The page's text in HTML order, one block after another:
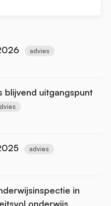
advies
blijvend uitgangspunt
advies
in
onderwijs